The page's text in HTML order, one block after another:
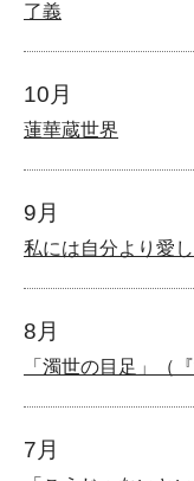
了義
10月
蓮華蔵世界
9月
私には自分より愛
8月
「濁世の目足」（
7月